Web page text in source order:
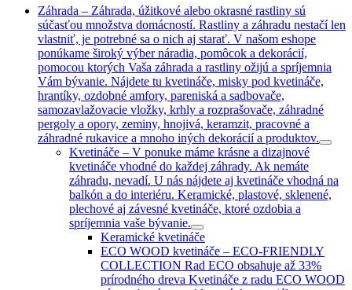
Záhrada – Záhrada, úžitkové alebo okrasné rastliny sú
súčasťou množstva domácností. Rastliny a záhradu nestačí len
vlastniť, je potrebné sa o nich aj starať. V našom eshope
ponúkame široký výber náradia, pomôcok a dekorácií,
pomocou ktorých Vaša záhrada a rastliny ožijú a spríjemnia
Vám bývanie. Nájdete tu kvetináče, misky pod kvetináče,
hrantíky, ozdobné amfory, pareniská a sadbovače,
samozavlažovacie vložky, krhly a rozprašovače, záhradné
pergoly a opory, zeminy, hnojivá, keramzit, pracovné a
záhradné rukavice a mnoho iných dekorácií a produktov.
Kvetináče – V ponuke máme krásne a dizajnové
kvetináče vhodné do každej záhrady. Ak nemáte
záhradu, nevadí. U nás nájdete aj kvetináče vhodná na
balkón a do interiéru. Keramické, plastové, sklenené,
plechové aj závesné kvetináče, ktoré ozdobia a
spríjemnia vaše bývanie.
Keramické kvetináče
ECO WOOD kvetináče – ECO-FRIENDLY
COLLECTION Rad ECO obsahuje až 33%
prírodného dreva Kvetináče z radu ECO WOOD